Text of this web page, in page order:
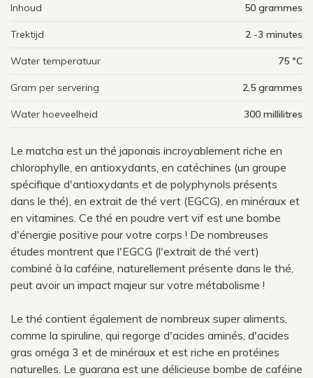
Inhoud 50 grammes
Trektijd 2 -3 minutes
Water temperatuur 75 ºC
Gram per servering 2,5 grammes
Water hoeveelheid 300 millilitres
Le matcha est un thé japonais incroyablement riche en
chlorophylle, en antioxydants, en catéchines (un groupe
spécifique d'antioxydants et de polyphynols présents
dans le thé), en extrait de thé vert (EGCG), en minéraux et
en vitamines. Ce thé en poudre vert vif est une bombe
d'énergie positive pour votre corps ! De nombreuses
études montrent que l'EGCG (l'extrait de thé vert)
combiné à la caféine, naturellement présente dans le thé,
peut avoir un impact majeur sur votre métabolisme !
Le thé contient également de nombreux super aliments,
comme la spiruline, qui regorge d'acides aminés, d'acides
gras oméga 3 et de minéraux et est riche en protéines
naturelles. Le guarana est une délicieuse bombe de caféine